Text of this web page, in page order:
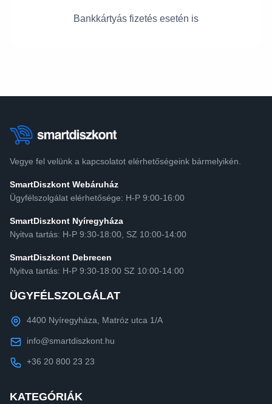
Bankkártyás fizetés esetén is
Vegye fel velünk a kapcsolatot elérhetőségeink bármelyikén.
SmartDiszkont Webáruház
Ügyfélszolgálat elérhetősége: H-P 9:00-16:00
SmartDiszkont Nyíregyháza
Nyitva tartás: H-P 9:30-18:00, SZ 10:00-14:00
SmartDiszkont Debrecen
Nyitva tartás: H-P 9:30-18:00 SZ 10:00-14:00
ÜGYFÉLSZOLGÁLAT
4400 Nyíregyháza, Matróz utca 1/A
info@smartdiszkont.hu
+36 20 800 23 23
KATEGÓRIÁK